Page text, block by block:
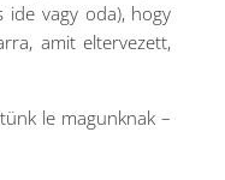
ide vagy oda), hogy
amit eltervezett,
le magunknak –